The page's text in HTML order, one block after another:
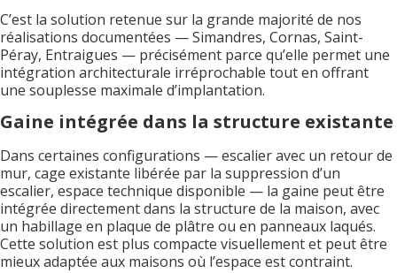
C’est la solution retenue sur la grande majorité de nos
réalisations documentées — Simandres, Cornas, Saint-
Péray, Entraigues — précisément parce qu’elle permet une
intégration architecturale irréprochable tout en offrant
une souplesse maximale d’implantation.
Gaine intégrée dans la structure existante
Dans certaines configurations — escalier avec un retour de
mur, cage existante libérée par la suppression d’un
escalier, espace technique disponible — la gaine peut être
intégrée directement dans la structure de la maison, avec
un habillage en plaque de plâtre ou en panneaux laqués.
Cette solution est plus compacte visuellement et peut être
mieux adaptée aux maisons où l’espace est contraint.